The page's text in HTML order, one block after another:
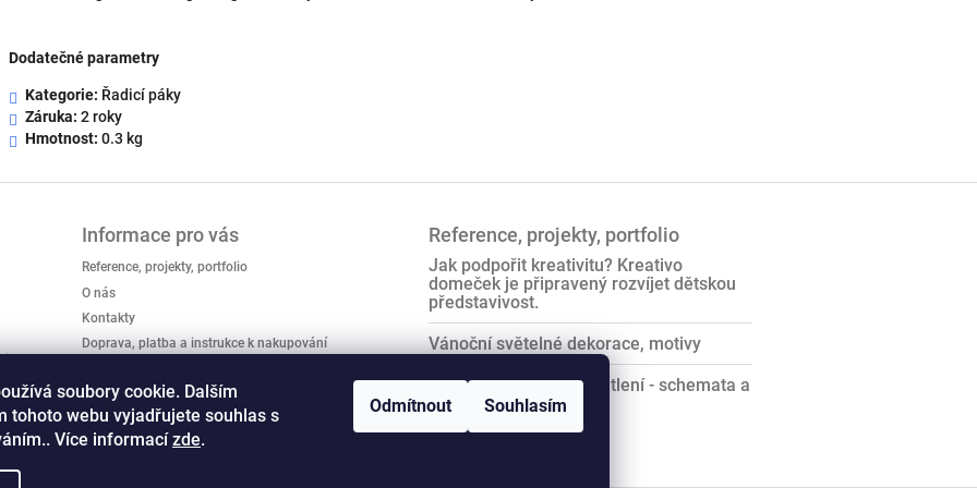
soubory cookie. Dalším
tohoto webu vyjadřujete souhlas s
Více informacízde.
Odmítnout Souhlasím
Dodatečné parametry
Kategorie: Řadicí páky
Záruka: 2 roky
Hmotnost: 0.3 kg
Informace pro vás
Reference, projekty, portfolio
O nás
Kontakty
Doprava, platba a instrukce k nakupování
Podmínky ochrany osobních údajů
Reklamační řád
Hodnocení obchodu
Reference, projekty, portfolio
Jak podpořit kreativitu? Kreativo
domeček je připravený rozvíjet dětskou
představivost.
Vánoční světelné dekorace, motivy
Co musíte vědet o osvětlení - schemata a
typy LED